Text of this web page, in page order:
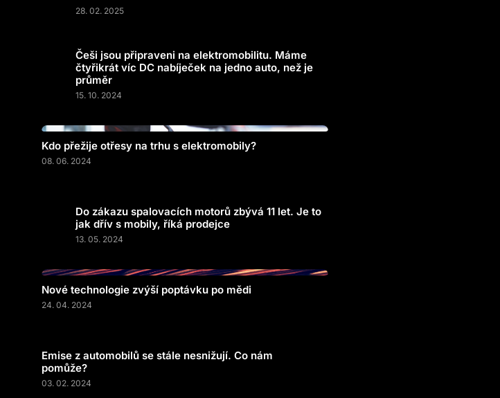
28. 02. 2025
Češi jsou připraveni na elektromobilitu. Máme
čtyřikrát víc DC nabíječek na jedno auto, než je
průměr
15. 10. 2024
Kdo přežije otřesy na trhu s elektromobily?
08. 06. 2024
Do zákazu spalovacích motorů zbývá 11 let. Je to
jak dřív s mobily, říká prodejce
13. 05. 2024
Nové technologie zvýší poptávku po mědi
24. 04. 2024
Emise z automobilů se stále nesnižují. Co nám
pomůže?
03. 02. 2024